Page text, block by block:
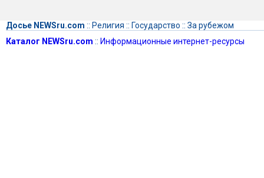
Досье NEWSru.com :: Религия :: Государство :: За рубежом
Каталог NEWSru.com :: Информационные интернет-ресурсы